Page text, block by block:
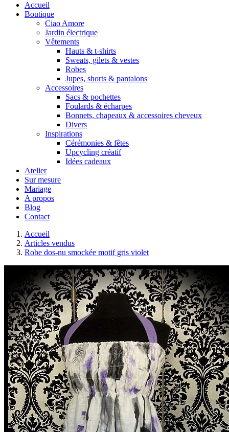
Accueil
Boutique
Ciao Amore
Jardin électrique
Vêtements
Hauts & t-shirts
Sweats, gilets & vestes
Robes
Jupes, shorts & pantalons
Accessoires
Sacs & pochettes
Foulards & écharpes
Bonnets, chapeaux & accessoires cheveux
Divers
Inspirations
Cérémonies & fêtes
Upcycling créatif
Idées cadeaux
Atelier
Sur mesure
Mariage
A propos
Blog
Contact
Accueil
Articles vendus
Robe dos-nu smockée motif gris violet